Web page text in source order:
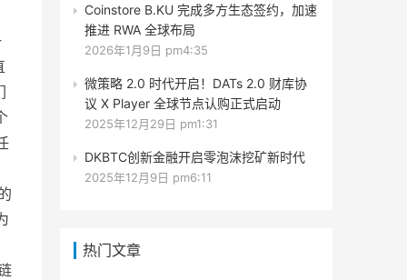
Coinstore B.KU 完成多方生态签约，加速
推进 RWA 全球布局
2026年1月9日 pm4:35
微策略 2.0 时代开启！DATs 2.0 财库协
议 X Player 全球节点认购正式启动
2025年12月29日 pm1:31
DKBTC创新金融开启零泡沫挖矿新时代
2025年12月9日 pm6:11
热门文章